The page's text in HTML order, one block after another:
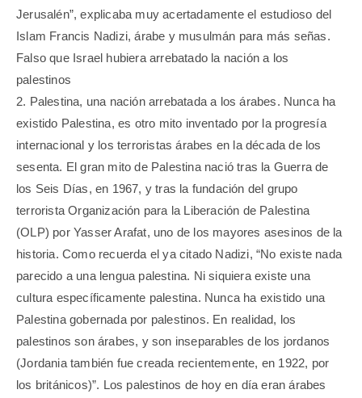
Jerusalén”, explicaba muy acertadamente el estudioso del
Islam Francis Nadizi, árabe y musulmán para más señas.
Falso que Israel hubiera arrebatado la nación a los
palestinos
2. Palestina, una nación arrebatada a los árabes. Nunca ha
existido Palestina, es otro mito inventado por la progresía
internacional y los terroristas árabes en la década de los
sesenta. El gran mito de Palestina nació tras la Guerra de
los Seis Días, en 1967, y tras la fundación del grupo
terrorista Organización para la Liberación de Palestina
(OLP) por Yasser Arafat, uno de los mayores asesinos de la
historia. Como recuerda el ya citado Nadizi, “No existe nada
parecido a una lengua palestina. Ni siquiera existe una
cultura específicamente palestina. Nunca ha existido una
Palestina gobernada por palestinos. En realidad, los
palestinos son árabes, y son inseparables de los jordanos
(Jordania también fue creada recientemente, en 1922, por
los británicos)”. Los palestinos de hoy en día eran árabes